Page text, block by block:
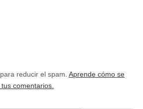
reducir el spam. Aprende cómo se
comentarios.